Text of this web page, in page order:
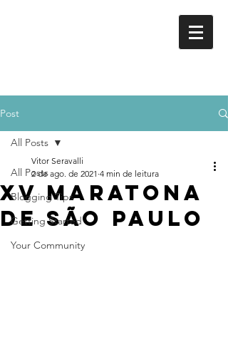
Post
All Posts
Blogging Tips
Getting Started
Your Community
All Posts
XV Maratona
de São Paulo
Vitor Seravalli
2 de ago. de 2021 4 min de leitura